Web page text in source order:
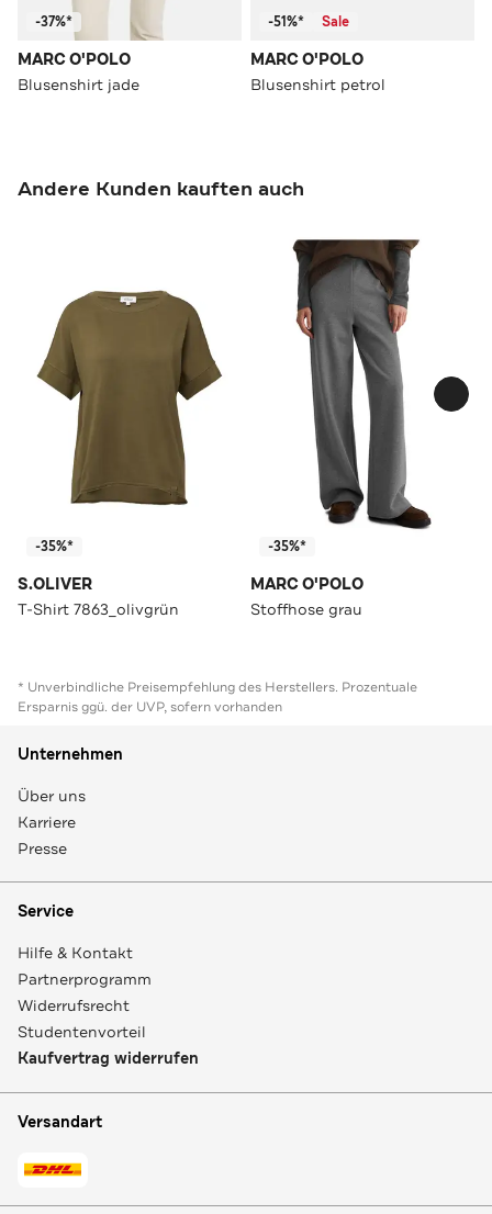
-37%*
MARC O'POLO
Blusenshirt jade
-51%* Sale
MARC O'POLO
Blusenshirt petrol
Andere Kunden kauften auch
-35%*
S.OLIVER
T-Shirt 7863_olivgrün
-35%*
MARC O'POLO
Stoffhose grau
* Unverbindliche Preisempfehlung des Herstellers. Prozentuale
Ersparnis ggü. der UVP, sofern vorhanden
Unternehmen
Über uns
Karriere
Presse
Service
Hilfe & Kontakt
Partnerprogramm
Widerrufsrecht
Studentenvorteil
Kaufvertrag widerrufen
Versandart